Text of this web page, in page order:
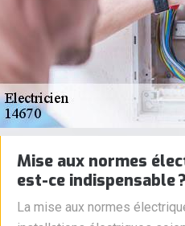
Mise aux normes
est-ce indispensable ?
La mise aux normes